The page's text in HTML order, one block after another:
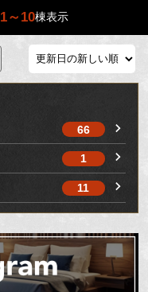
1～10棟表示
66
1
11